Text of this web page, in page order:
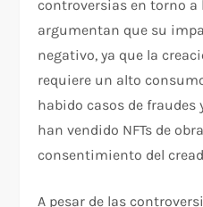
controversias en torno a
argumentan que su
negativo, ya que la
requiere un alto
habido casos de fraudes
han vendido NFTs de
consentimiento del
A pesar de las